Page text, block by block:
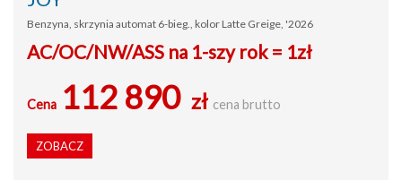
Benzyna, skrzynia automat 6-bieg., kolor Latte Greige, '2026
AC/OC/NW/ASS na 1-szy rok = 1zł
Cena 112 890 zł cena brutto
ZOBACZ